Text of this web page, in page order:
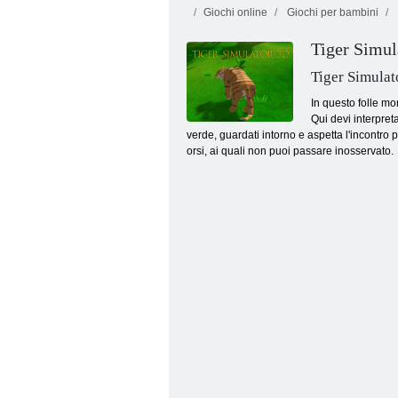
Leg Cinco Troll Boxing
Giochi online Giochi per bambini
Tiger
Tiger
In questo folle
Qui devi
verde, guardati intorno e aspetta l'incontro
orsi, ai quali non puoi passare inosservato.